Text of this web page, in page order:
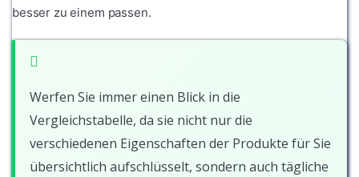
besser zu einem passen.
Werfen Sie immer einen Blick in die
Vergleichstabelle, da sie nicht nur die
verschiedenen Eigenschaften der Produkte für Sie
übersichtlich aufschlüsselt, sondern auch tägliche